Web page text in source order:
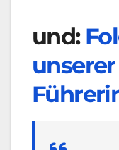
und: